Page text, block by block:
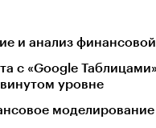
и анализ
с «Google
уровне
моделирование